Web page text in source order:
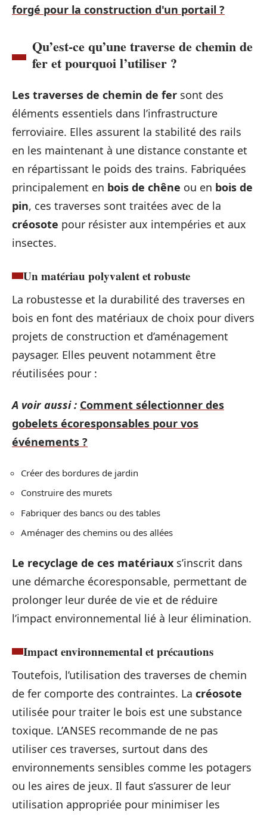
forgé pour la construction d'un portail ?
Qu’est-ce qu’une traverse de chemin de
fer et pourquoi l’utiliser ?
Les traverses de chemin de fer sont des
éléments essentiels dans l’infrastructure
ferroviaire. Elles assurent la stabilité des rails
en les maintenant à une distance constante et
en répartissant le poids des trains. Fabriquées
principalement en bois de chêne ou en bois de
pin, ces traverses sont traitées avec de la
créosote pour résister aux intempéries et aux
insectes.
Un matériau polyvalent et robuste
La robustesse et la durabilité des traverses en
bois en font des matériaux de choix pour divers
projets de construction et d’aménagement
paysager. Elles peuvent notamment être
réutilisées pour :
A voir aussi : Comment sélectionner des
gobelets écoresponsables pour vos
événements ?
Créer des bordures de jardin
Construire des murets
Fabriquer des bancs ou des tables
Aménager des chemins ou des allées
Le recyclage de ces matériaux s’inscrit dans
une démarche écoresponsable, permettant de
prolonger leur durée de vie et de réduire
l’impact environnemental lié à leur élimination.
Impact environnemental et précautions
Toutefois, l’utilisation des traverses de chemin
de fer comporte des contraintes. La créosote
utilisée pour traiter le bois est une substance
toxique. L’ANSES recommande de ne pas
utiliser ces traverses, surtout dans des
environnements sensibles comme les potagers
ou les aires de jeux. Il faut s’assurer de leur
utilisation appropriée pour minimiser les